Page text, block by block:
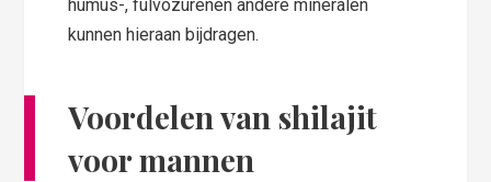
humus-, fulvozurenen andere mineralen
kunnen hieraan bijdragen.
Voordelen van shilajit
voor mannen